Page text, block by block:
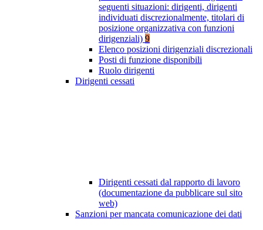
seguenti situazioni: dirigenti, dirigenti
individuati discrezionalmente, titolari di
posizione organizzativa con funzioni
dirigenziali) 9
Elenco posizioni dirigenziali discrezionali
Posti di funzione disponibili
Ruolo dirigenti
Dirigenti cessati
Dirigenti cessati dal rapporto di lavoro
(documentazione da pubblicare sul sito
web)
Sanzioni per mancata comunicazione dei dati